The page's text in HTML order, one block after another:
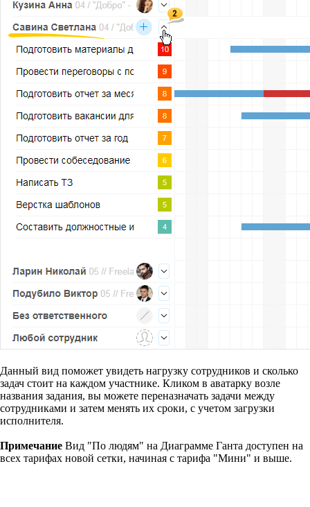
Данный вид поможет увидеть нагрузку сотрудников и сколько
задач стоит на каждом участнике. Кликом в аватарку возле
названия задания, вы можете переназначать задачи между
сотрудниками и затем менять их сроки, с учетом загрузки
исполнителя.
Примечание Вид "По людям" на Диаграмме Ганта доступен на
всех тарифах новой сетки, начиная с тарифа "Мини" и выше.